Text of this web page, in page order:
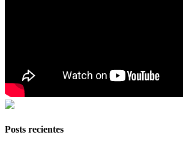
Posts recientes